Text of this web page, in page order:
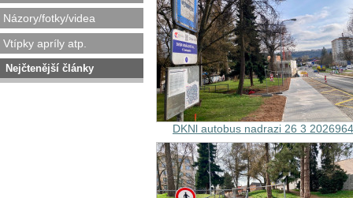
Názory/fotky/videa
Vtípky apríly atp.
Nejčtenější články
DKNl autobus nadrazi 26 3 2026964